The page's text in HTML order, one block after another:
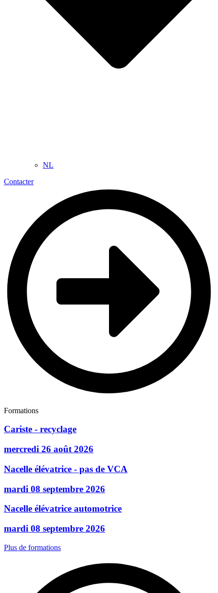
NL
Contacter
Formations
Cariste - recyclage
mercredi 26 août 2026
Nacelle élévatrice - pas de VCA
mardi 08 septembre 2026
Nacelle élévatrice automotrice
mardi 08 septembre 2026
Plus de formations